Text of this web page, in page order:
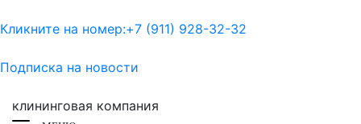
Кликните на номер:+7 (911) 928-32-32
Подписка на новости
клининговая компания